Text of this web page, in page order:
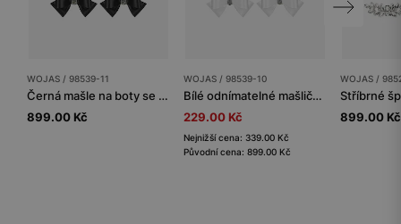
WOJAS / 98539-11
Černá mašle na boty se stříbrnou aplikací
899.00 Kč
WOJAS / 98539-10
Bílé odnímatelné mašličky na boty s krystalky
229.00 Kč
Nejnižší cena: 339.00 Kč
Původní cena: 899.00 Kč
WOJAS /
899.00 Kč